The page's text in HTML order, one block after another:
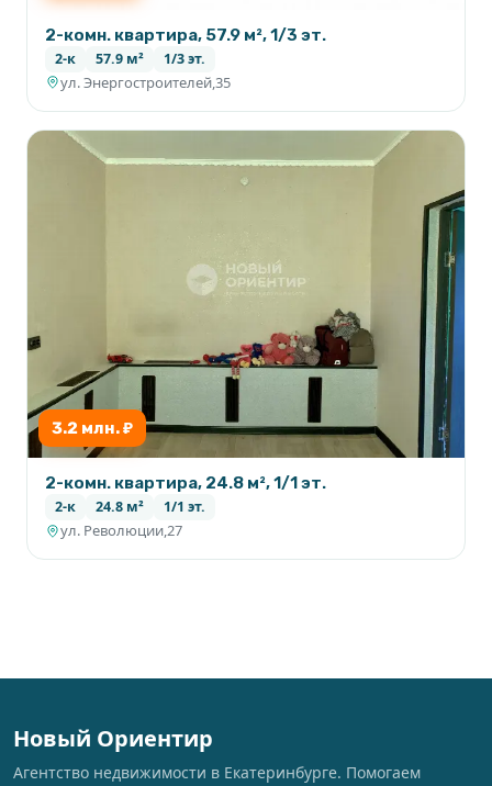
2-комн. квартира, 57.9 м², 1/3 эт.
2-к 57.9 м² 1/3 эт.
ул. Энергостроителей,35
3.2 млн. ₽
2-комн. квартира, 24.8 м², 1/1 эт.
2-к 24.8 м² 1/1 эт.
ул. Революции,27
Новый Ориентир
Агентство недвижимости в Екатеринбурге. Помогаем